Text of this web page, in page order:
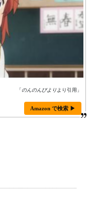
「のんのんびより より引用」
Amazon で検索 ▶